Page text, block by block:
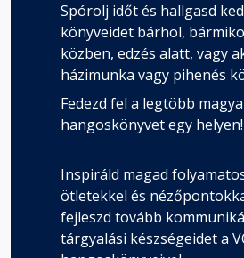
Spórolj időt és hallgasd
könyveidet bárhol,
közben, edzés alatt, vagy
házimunka vagy pihenés
Fedezd fel a legtöbb
hangoskönyvet egy helyen!
Inspiráld magad
ötletekkel és
fejleszd tovább
tárgyalási készségeidet a